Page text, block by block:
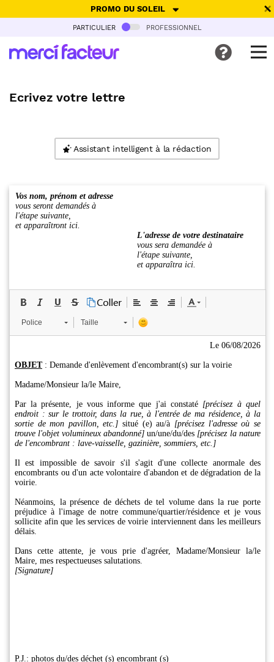
PROMO DU SOLEIL
-30% de réduction avec le code SUMMER26pour envoyer des
cartes ensoleillées, jusqu'au 6 Août !
particulier professionnel
Ecrivez votre lettre
Assistant intelligent à la rédaction
Vos nom, prénom et adresse
vous seront demandés à
l'étape suivante,
et apparaîtront ici.
L'adresse de votre destinataire
vous sera demandée à
l'étape suivante,
et apparaîtra ici.
Police Taille